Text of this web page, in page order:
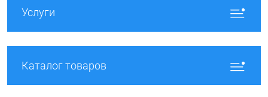
Услуги
Каталог товаров